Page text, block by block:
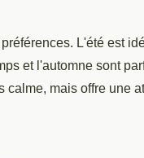
L'été est
et l'automne sont
calme, mais offre une